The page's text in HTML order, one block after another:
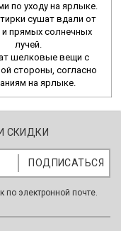
по уходу на ярлыке.
сушат вдали от
и прямых солнечных
лучей.
шелковые вещи с
стороны, согласно
на ярлыке.
СКИДКИ
электронной почте.